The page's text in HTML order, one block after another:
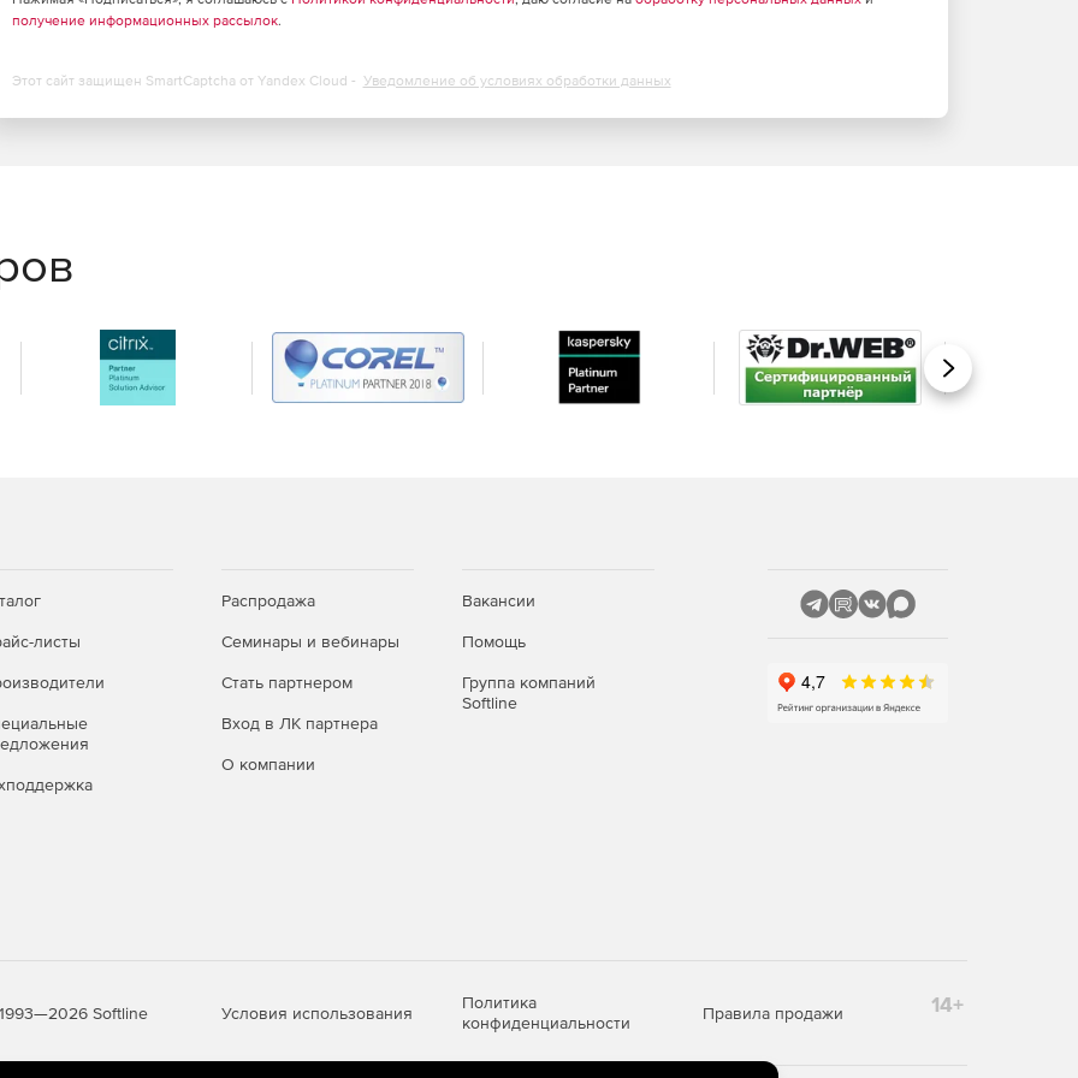
сети. Эффективное отслеживание пользователей
функции аудита: создавать, изменять и удалять
изменения, сделанные на одной или нескольких
о внесении любых изменений в каталог Active
и защищенность корпоративной среды в целом.
Active Directory. Удобный web-интерфейс позволяет
Журнал событий позволяет извлекать данные по
время, что позволяет избежать необходимости
на него.
File Server. Централизованный аудит
отчетов позволяет в режиме реального времени
доступа и изменения в структуре папок
получение информационных рассылок.
Этот сайт защищен SmartCaptcha от Yandex Cloud - Уведомление об условиях обработки данных
Вперед
листы
Распродажа
Семинары и вебинары
Стать партнером
Вход в ЛК партнера
О компании
Вакансии
Помощь
Группа компаний
Softline
Softline Условия использования
Политика
конфиденциальности
Правила продажи 14+